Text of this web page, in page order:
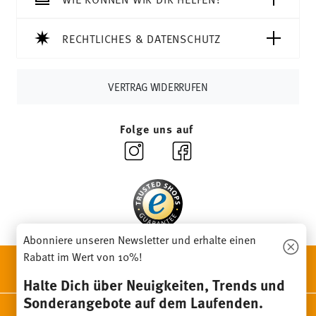
sobald Ihr Paket auf die Reise geht.
Lieferzeit innerhalb Deutschlands:3-5 Werktage für
hier einsehen.
RECHTLICHES & DATENSCHUTZ
VERTRAG WIDERRUFEN
Folge uns auf
ENTDECKE UNSERE MARKEN
Design & Funktionalität für Dein Zuhause
Abonniere unseren Newsletter und erhalte einen
Rabatt im Wert von 10%!
Halte Dich über Neuigkeiten, Trends und
Sonderangebote auf dem Laufenden.